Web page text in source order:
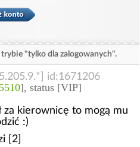
"tylko dla zalogowanych".
id:1671206
5510], status [VIP]
za kierownicę to mogą mu
:)
[2]